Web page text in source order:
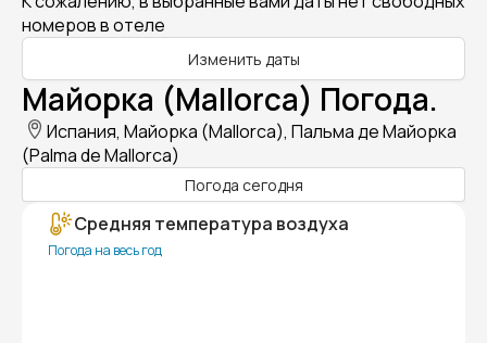
номеров в отеле
Изменить даты
Майорка (Mallorca) Погода.
Испания, Майорка (Mallorca), Пальма де Майорка
(Palma de Mallorca)
Погода сегодня
Средняя температура воздуха
Погода на весь год